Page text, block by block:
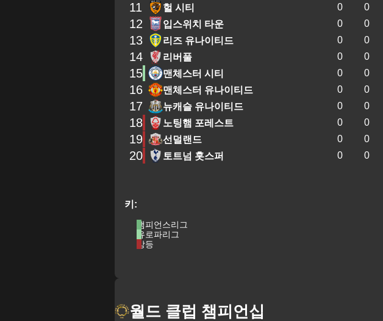
키:
챔피언스리그
유로파리그
강등
11 헐 시티 0 0
12 입스위치 타운 0 0
13 리즈 유나이티드 0 0
14 리버풀 0 0
15 맨체스터 시티 0 0
16 맨체스터 유나이티드 0 0
17 뉴캐슬 유나이티드 0 0
18 노팅햄 포레스트 0 0
19 선덜랜드 0 0
20 토트넘 홋스퍼 0 0
월드 클럽 챔피언십